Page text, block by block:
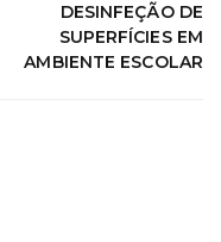
DESINFEÇÃO DE
SUPERFÍCIES EM
AMBIENTE ESCOLAR